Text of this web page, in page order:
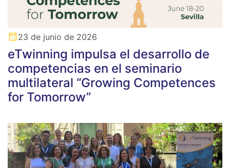
23 de junio de 2026
eTwinning impulsa el desarrollo de
competencias en el seminario
multilateral “Growing Competences
for Tomorrow”